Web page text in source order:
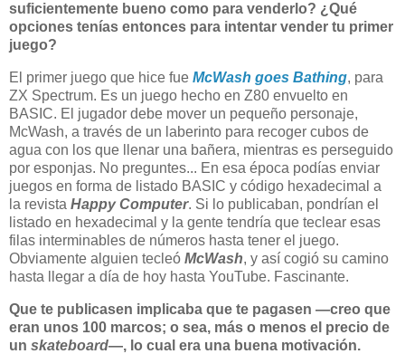
suficientemente bueno como para venderlo? ¿Qué
opciones tenías entonces para intentar vender tu primer
juego?
El primer juego que hice fue McWash goes Bathing, para
ZX Spectrum. Es un juego hecho en Z80 envuelto en
BASIC. El jugador debe mover un pequeño personaje,
McWash, a través de un laberinto para recoger cubos de
agua con los que llenar una bañera, mientras es perseguido
por esponjas. No preguntes... En esa época podías enviar
juegos en forma de listado BASIC y código hexadecimal a
la revista Happy Computer. Si lo publicaban, pondrían el
listado en hexadecimal y la gente tendría que teclear esas
filas interminables de números hasta tener el juego.
Obviamente alguien tecleó McWash, y así cogió su camino
hasta llegar a día de hoy hasta YouTube. Fascinante.
Que te publicasen implicaba que te pagasen —creo que
eran unos 100 marcos; o sea, más o menos el precio de
un skateboard—, lo cual era una buena motivación.